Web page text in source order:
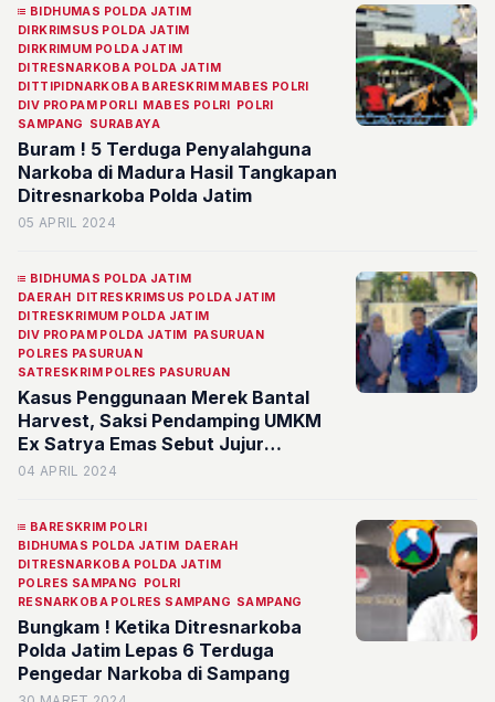
BIDHUMAS POLDA JATIM
DIRKRIMSUS POLDA JATIM
DIRKRIMUM POLDA JATIM
DITRESNARKOBA POLDA JATIM
DITTIPIDNARKOBA BARESKRIM MABES POLRI
DIV PROPAM PORLI MABES POLRI POLRI
SAMPANG
SURABAYA
Buram ! 5 Terduga Penyalahguna
Narkoba di Madura Hasil Tangkapan
Ditresnarkoba Polda Jatim
05 APRIL 2024
BIDHUMAS POLDA JATIM
DAERAH DITRESKRIMSUS POLDA JATIM
DITRESKRIMUM POLDA JATIM
DIV PROPAM POLDA JATIM PASURUAN
POLRES PASURUAN
SATRESKRIM POLRES PASURUAN
Kasus Penggunaan Merek Bantal
Harvest, Saksi Pendamping UMKM
Ex Satrya Emas Sebut Jujur
Terlapor yang Lebih Dulu
04 APRIL 2024
BARESKRIM POLRI
BIDHUMAS POLDA JATIM DAERAH
DITRESNARKOBA POLDA JATIM
POLRES SAMPANG
POLRI
RESNARKOBA POLRES SAMPANG SAMPANG
Bungkam ! Ketika Ditresnarkoba
Polda Jatim Lepas 6 Terduga
Pengedar Narkoba di Sampang